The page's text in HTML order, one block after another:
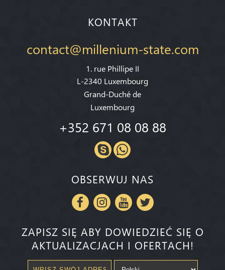
KONTAKT
contact@millenium-state.com
1. rue Phillipe II
L-2340 Luxembourg
Grand-Duché de
Luxembourg
+352 671 08 08 88
OBSERWUJ NAS
ZAPISZ SIĘ ABY DOWIEDZIEĆ SIĘ O
AKTUALIZACJACH I OFERTACH!